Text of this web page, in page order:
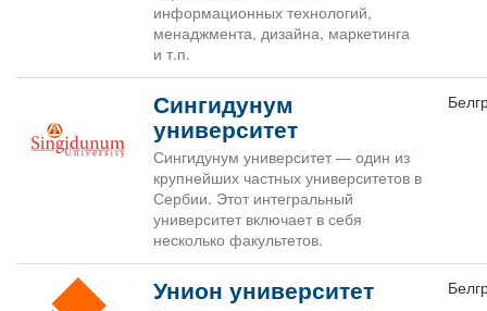
информационных технологий,
менаджмента, дизайна, маркетинга
и т.п.
Сингидунум
университет
Сингидунум университет — один из
крупнейших частных университетов в
Сербии. Этот интегральный
университет включает в себя
несколько факультетов.
Унион университет